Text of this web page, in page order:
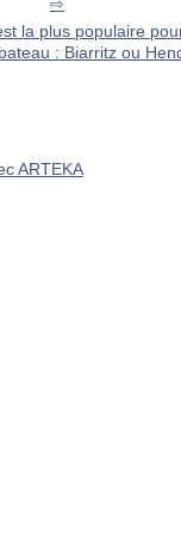
la plus populaire
: Biarritz ou
ARTEKA